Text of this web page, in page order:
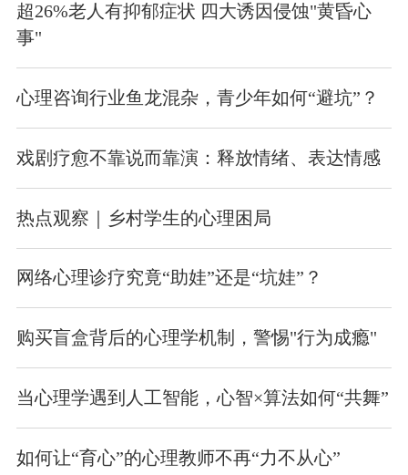
超26%老人有抑郁症状 四大诱因侵蚀"黄昏心
事"
心理咨询行业鱼龙混杂，青少年如何“避坑”？
戏剧疗愈不靠说而靠演：释放情绪、表达情感
热点观察｜乡村学生的心理困局
网络心理诊疗究竟“助娃”还是“坑娃”？
购买盲盒背后的心理学机制，警惕"行为成瘾"
当心理学遇到人工智能，心智×算法如何“共舞”
如何让“育心”的心理教师不再“力不从心”